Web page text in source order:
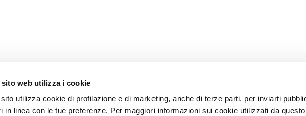
sito web utilizza i cookie
utilizza cookie di profilazione e di marketing, anche di terze parti, per inviarti
in linea con le tue preferenze. Per maggiori informazioni sui cookie utilizzati da questo